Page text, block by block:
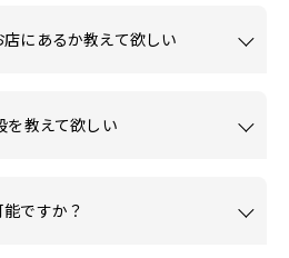
にあるか教えて欲しい
を教えて欲しい
ですか？